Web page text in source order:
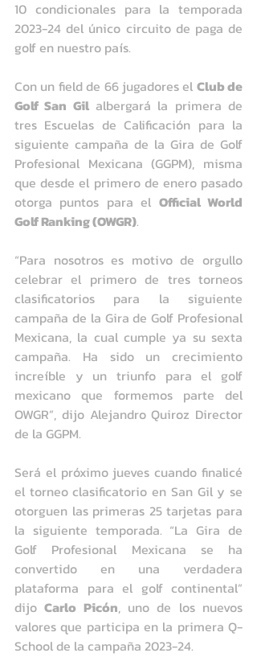
10 condicionales para la temporada
2023-24 del único circuito de paga de
golf en nuestro país.
Con un field de 66 jugadores el Club de
Golf San Gil albergará la primera de
tres Escuelas de Calificación para la
siguiente campaña de la Gira de Golf
Profesional Mexicana (GGPM), misma
que desde el primero de enero pasado
otorga puntos para el Official World
Golf Ranking (OWGR).
“Para nosotros es motivo de orgullo
celebrar el primero de tres torneos
clasificatorios para la siguiente
campaña de la Gira de Golf Profesional
Mexicana, la cual cumple ya su sexta
campaña. Ha sido un crecimiento
increíble y un triunfo para el golf
mexicano que formemos parte del
OWGR”, dijo Alejandro Quiroz Director
de la GGPM.
Será el próximo jueves cuando finalicé
el torneo clasificatorio en San Gil y se
otorguen las primeras 25 tarjetas para
la siguiente temporada. “La Gira de
Golf Profesional Mexicana se ha
convertido en una verdadera
plataforma para el golf continental”
dijo Carlo Picón, uno de los nuevos
valores que participa en la primera Q-
School de la campaña 2023-24.